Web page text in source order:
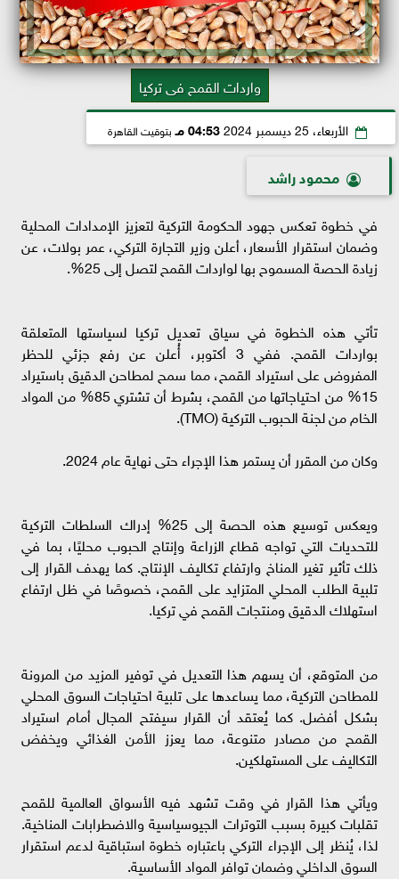
واردات القمح فى تركيا
الأربعاء، 25 ديسمبر 2024 04:53 مـ بتوقيت القاهرة
محمود راشد
في خطوة تعكس جهود الحكومة التركية لتعزيز الإمدادات المحلية
وضمان استقرار الأسعار، أعلن وزير التجارة التركي، عمر بولات، عن
زيادة الحصة المسموح بها لواردات القمح لتصل إلى 25%.
تأتي هذه الخطوة في سياق تعديل تركيا لسياستها المتعلقة
بواردات القمح. ففي 3 أكتوبر، أُعلن عن رفع جزئي للحظر
المفروض على استيراد القمح، مما سمح لمطاحن الدقيق باستيراد
15% من احتياجاتها من القمح، بشرط أن تشتري 85% من المواد
الخام من لجنة الحبوب التركية (TMO).
وكان من المقرر أن يستمر هذا الإجراء حتى نهاية عام 2024.
ويعكس توسيع هذه الحصة إلى 25% إدراك السلطات التركية
للتحديات التي تواجه قطاع الزراعة وإنتاج الحبوب محليًا، بما في
ذلك تأثير تغير المناخ وارتفاع تكاليف الإنتاج. كما يهدف القرار إلى
تلبية الطلب المحلي المتزايد على القمح، خصوصًا في ظل ارتفاع
استهلاك الدقيق ومنتجات القمح في تركيا.
من المتوقع، أن يسهم هذا التعديل في توفير المزيد من المرونة
للمطاحن التركية، مما يساعدها على تلبية احتياجات السوق المحلي
بشكل أفضل. كما يُعتقد أن القرار سيفتح المجال أمام استيراد
القمح من مصادر متنوعة، مما يعزز الأمن الغذائي ويخفض
التكاليف على المستهلكين.
ويأتي هذا القرار في وقت تشهد فيه الأسواق العالمية للقمح
تقلبات كبيرة بسبب التوترات الجيوسياسية والاضطرابات المناخية.
لذا، يُنظر إلى الإجراء التركي باعتباره خطوة استباقية لدعم استقرار
السوق الداخلي وضمان توافر المواد الأساسية.